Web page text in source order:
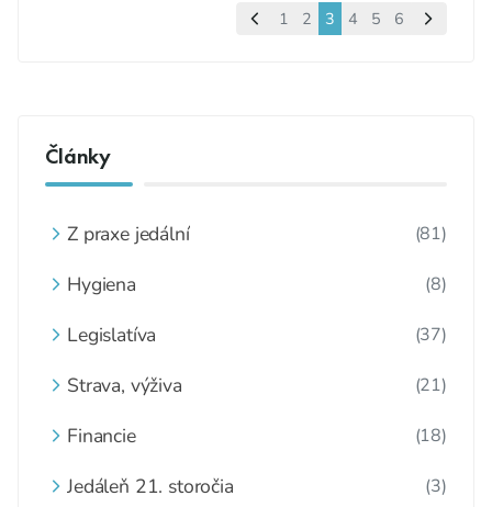
1 2 3 4 5 6
Články
Z praxe jedální (81)
Hygiena (8)
Legislatíva (37)
Strava, výživa (21)
Financie (18)
Jedáleň 21. storočia (3)